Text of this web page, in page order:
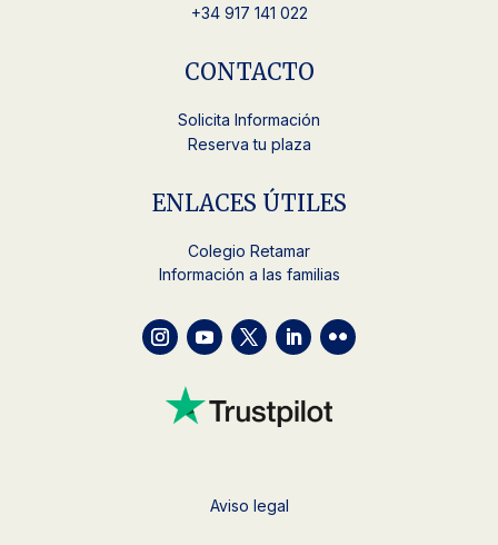
+34 917 141 022
CONTACTO
Solicita Información
Reserva tu plaza
ENLACES ÚTILES
Colegio Retamar
Información a las familias
Aviso legal